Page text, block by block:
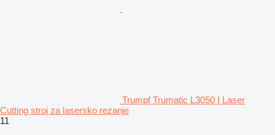
Trumpf Trumatic L3050 I Laser
Cutting stroj za lasersko rezanje
11